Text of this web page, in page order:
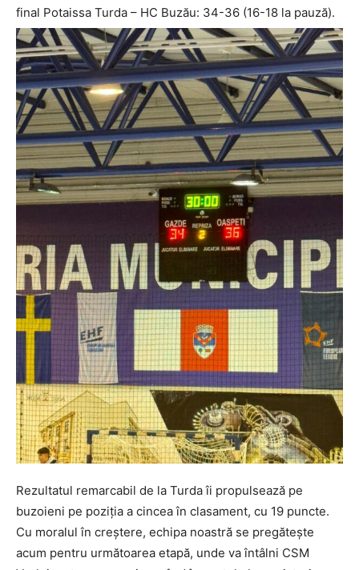
final Potaissa Turda – HC Buzău: 34-36 (16-18 la pauză).
Rezultatul remarcabil de la Turda îi propulsează pe
buzoieni pe poziția a cincea în clasament, cu 19 puncte.
Cu moralul în creștere, echipa noastră se pregătește
acum pentru următoarea etapă, unde va întâlni CSM